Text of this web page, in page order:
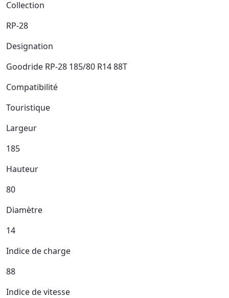
Collection
RP-28
Designation
Goodride RP-28 185/80 R14 88T
Compatibilité
Touristique
Largeur
185
Hauteur
80
Diamètre
14
Indice de charge
88
Indice de vitesse